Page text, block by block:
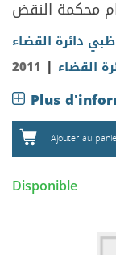
محكمة النقض
ظبي دائرة القضاء
القضاء |
2011
Plus
Ajouter au
Disponible